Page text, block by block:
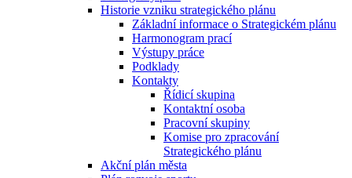
Historie vzniku strategického plánu
Základní informace o Strategickém plánu
Harmonogram prací
Výstupy práce
Podklady
Kontakty
Řídicí skupina
Kontaktní osoba
Pracovní skupiny
Komise pro zpracování
Strategického plánu
Akční plán města